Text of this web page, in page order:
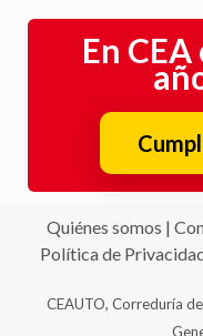
En
Quiénes somos |
Política de
CEAUTO, Correduría